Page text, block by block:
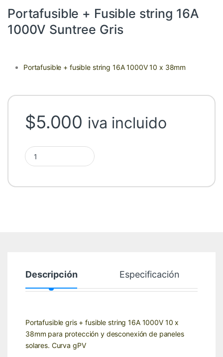
Portafusible + Fusible string 16A
1000V Suntree Gris
Portafusible + fusible string 16A 1000V 10 x 38mm
$5.000 iva incluido
Portafusible + Fusible string 16A 1000V Suntree Gris quantity
Descripción Especificación
Portafusible gris + fusible string 16A 1000V 10 x
38mm para protección y desconexión de paneles
solares. Curva gPV